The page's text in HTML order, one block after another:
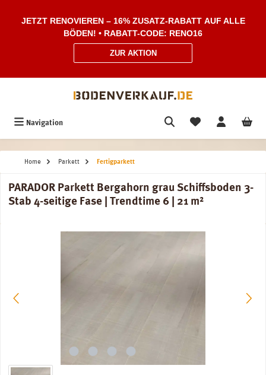
JETZT RENOVIEREN – 16% ZUSATZ-RABATT AUF ALLE
BÖDEN! • RABATT-CODE: RENO16
ZUR AKTION
Navigation
Home Parkett Fertigparkett
PARADOR Parkett Bergahorn grau Schiffsboden 3-
Stab 4-seitige Fase | Trendtime 6 | 21 m²